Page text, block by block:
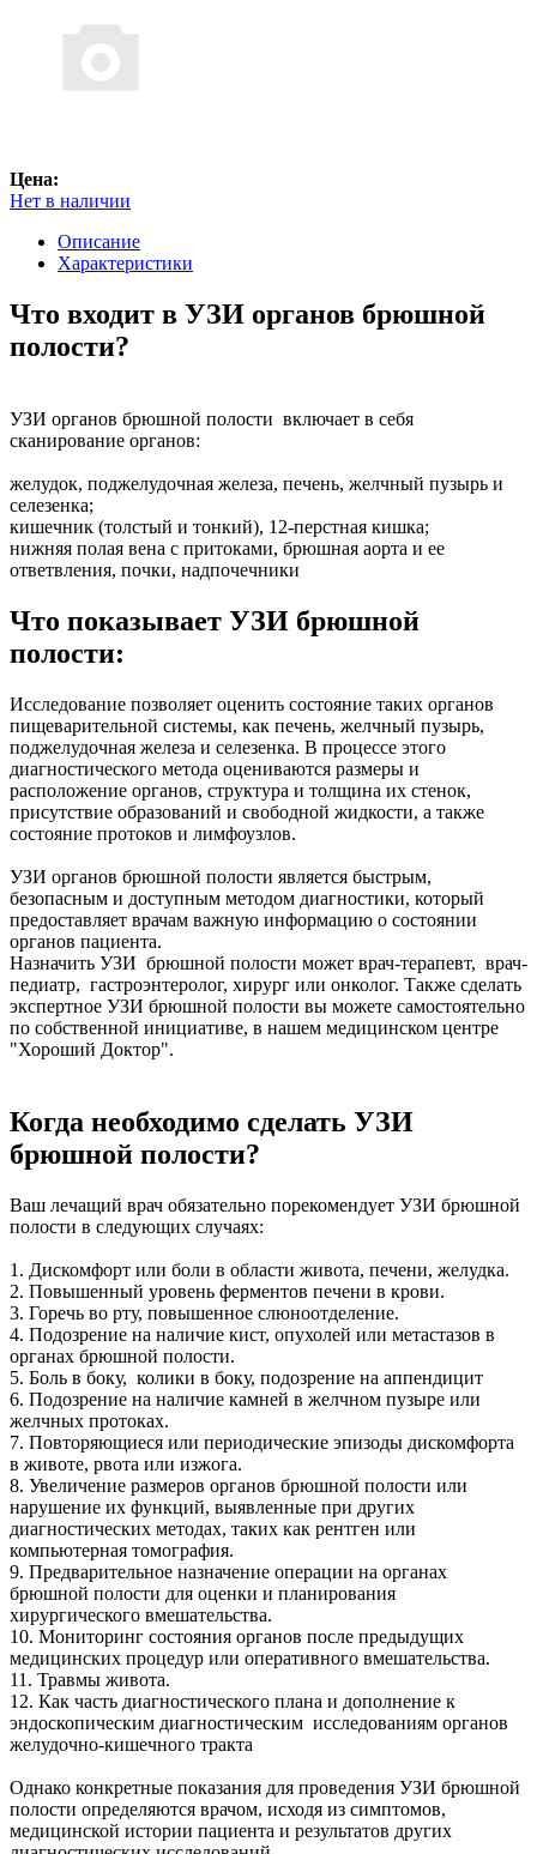
Цена:
Нет в наличии
Описание
Характеристики
Что входит в УЗИ органов брюшной
полости?
УЗИ органов брюшной полости включает в себя
сканирование органов:
желудок, поджелудочная железа, печень, желчный пузырь и
селезенка;
кишечник (толстый и тонкий), 12-перстная кишка;
нижняя полая вена с притоками, брюшная аорта и ее
ответвления, почки, надпочечники
Что показывает УЗИ брюшной
полости:
Исследование позволяет оценить состояние таких органов
пищеварительной системы, как печень, желчный пузырь,
поджелудочная железа и селезенка. В процессе этого
диагностического метода оцениваются размеры и
расположение органов, структура и толщина их стенок,
присутствие образований и свободной жидкости, а также
состояние протоков и лимфоузлов.
УЗИ органов брюшной полости является быстрым,
безопасным и доступным методом диагностики, который
предоставляет врачам важную информацию о состоянии
органов пациента.
Назначить УЗИ брюшной полости может врач-терапевт, врач-
педиатр, гастроэнтеролог, хирург или онколог. Также сделать
экспертное УЗИ брюшной полости вы можете самостоятельно
по собственной инициативе, в нашем медицинском центре
"Хороший Доктор".
Когда необходимо сделать УЗИ
брюшной полости?
Ваш лечащий врач обязательно порекомендует УЗИ брюшной
полости в следующих случаях:
1. Дискомфорт или боли в области живота, печени, желудка.
2. Повышенный уровень ферментов печени в крови.
3. Горечь во рту, повышенное слюноотделение.
4. Подозрение на наличие кист, опухолей или метастазов в
органах брюшной полости.
5. Боль в боку, колики в боку, подозрение на аппендицит
6. Подозрение на наличие камней в желчном пузыре или
желчных протоках.
7. Повторяющиеся или периодические эпизоды дискомфорта
в животе, рвота или изжога.
8. Увеличение размеров органов брюшной полости или
нарушение их функций, выявленные при других
диагностических методах, таких как рентген или
компьютерная томография.
9. Предварительное назначение операции на органах
брюшной полости для оценки и планирования
хирургического вмешательства.
10. Мониторинг состояния органов после предыдущих
медицинских процедур или оперативного вмешательства.
11. Травмы живота.
12. Как часть диагностического плана и дополнение к
эндоскопическим диагностическим исследованиям органов
желудочно-кишечного тракта
Однако конкретные показания для проведения УЗИ брюшной
полости определяются врачом, исходя из симптомов,
медицинской истории пациента и результатов других